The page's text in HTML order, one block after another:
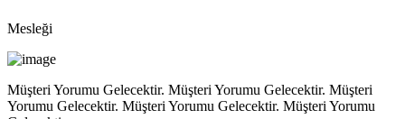
Mesleği
Müşteri Yorumu Gelecektir. Müşteri Yorumu Gelecektir. Müşteri
Yorumu Gelecektir. Müşteri Yorumu Gelecektir. Müşteri Yorumu